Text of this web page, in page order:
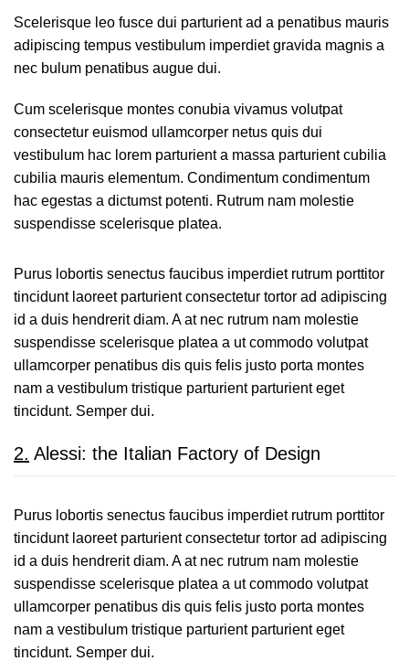
Scelerisque leo fusce dui parturient ad a penatibus mauris
adipiscing tempus vestibulum imperdiet gravida magnis a
nec bulum penatibus augue dui.
Cum scelerisque montes conubia vivamus volutpat
consectetur euismod ullamcorper netus quis dui
vestibulum hac lorem parturient a massa parturient cubilia
cubilia mauris elementum. Condimentum condimentum
hac egestas a dictumst potenti. Rutrum nam molestie
suspendisse scelerisque platea.
Purus lobortis senectus faucibus imperdiet rutrum porttitor
tincidunt laoreet parturient consectetur tortor ad adipiscing
id a duis hendrerit diam. A at nec rutrum nam molestie
suspendisse scelerisque platea a ut commodo volutpat
ullamcorper penatibus dis quis felis justo porta montes
nam a vestibulum tristique parturient parturient eget
tincidunt. Semper dui.
2. Alessi: the Italian Factory of Design
Purus lobortis senectus faucibus imperdiet rutrum porttitor
tincidunt laoreet parturient consectetur tortor ad adipiscing
id a duis hendrerit diam. A at nec rutrum nam molestie
suspendisse scelerisque platea a ut commodo volutpat
ullamcorper penatibus dis quis felis justo porta montes
nam a vestibulum tristique parturient parturient eget
tincidunt. Semper dui.